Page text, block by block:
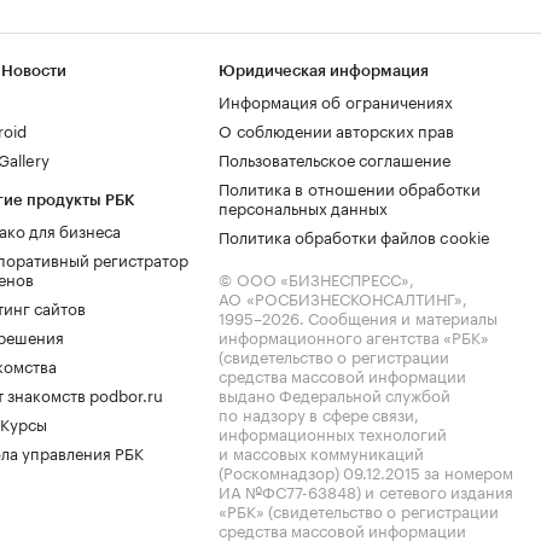
продукты РБК
для бизнеса
регистратор
сайтов
знакомств podbor.ru
управления РБК
Юридическая информация
Информация об ограничениях
О соблюдении авторских прав
Пользовательское соглашение
Политика в отношении обработки
персональных данных
Политика обработки файлов cookie
© ООО «БИЗНЕСПРЕСС»,
АО «РОСБИЗНЕСКОНСАЛТИНГ»,
1995–2026. Сообщения и материалы
информационного агентства «РБК»
(свидетельство о регистрации
средства массовой информации
выдано Федеральной службой
по надзору в сфере связи,
информационных технологий
и массовых коммуникаций
(Роскомнадзор) 09.12.2015 за номером
ИА №ФС77-63848) и сетевого издания
«РБК» (свидетельство о регистрации
средства массовой информации